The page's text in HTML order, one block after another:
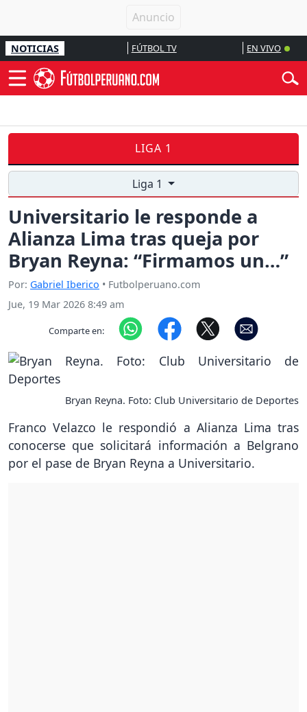
NOTICIAS FÚTBOL TV EN VIVO
LIGA 1
Liga 1
Universitario le responde a
Alianza Lima tras queja por
Bryan Reyna: “Firmamos un…”
Por: Gabriel Iberico • Futbolperuano.com
Jue, 19 Mar 2026 8:49 am
Comparte en:
Bryan Reyna. Foto: Club Universitario de Deportes
Franco Velazco le respondió a Alianza Lima tras
conocerse que solicitará información a Belgrano
por el pase de Bryan Reyna a Universitario.